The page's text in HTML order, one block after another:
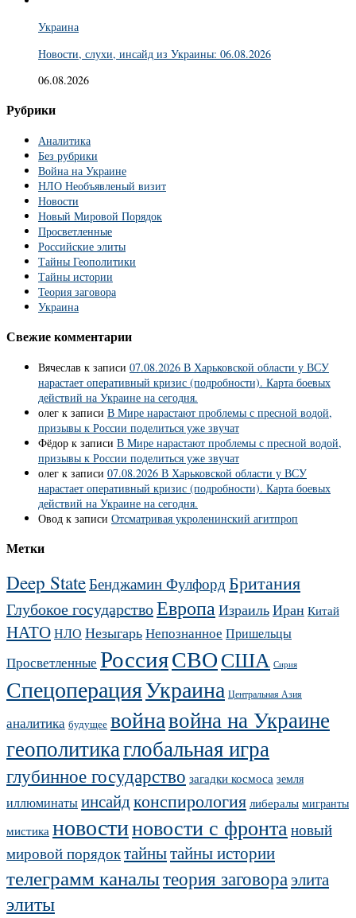
Украина
Новости, слухи, инсайд из Украины: 06.08.2026
06.08.2026
Рубрики
Аналитика
Без рубрики
Война на Украине
НЛО Необъявленый визит
Новости
Новый Мировой Порядок
Просветленные
Российские элиты
Тайны Геополитики
Тайны истории
Теория заговора
Украина
Свежие комментарии
Вячеслав к записи 07.08.2026 В Харьковской области у ВСУ
нарастает оперативный кризис (подробности). Карта боевых
действий на Украине на сегодня.
олег к записи В Мире нарастают проблемы с пресной водой,
призывы к России поделиться уже звучат
Фёдор к записи В Мире нарастают проблемы с пресной водой,
призывы к России поделиться уже звучат
олег к записи 07.08.2026 В Харьковской области у ВСУ
нарастает оперативный кризис (подробности). Карта боевых
действий на Украине на сегодня.
Овод к записи Отсматривая укроленинский агитпроп
Метки
Deep StateБенджамин ФулфордБритания
Глубокое государствоЕвропаИзраильИран Китай
НАТОНЛО НезыгарьНепознанное Пришельцы
Просветленные РоссияСВОСША Сирия
СпецоперацияУкраина Центральная Азия
аналитика будущее войнавойна на Украине
геополитикаглобальная игра
глубинное государство загадки космоса земля
иллюминатыинсайдконспирология либералы мигранты
мистика новостиновости с фронтановый
мировой порядоктайнытайны истории
телеграмм каналытеория заговораэлита
элиты